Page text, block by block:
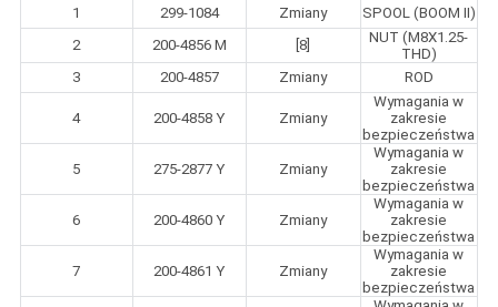
1
299-1084 Zmiany
SPOOL (BOOM II)
2
200-4856 M [8]
NUT (M8X1.25-
THD)
3
200-4857 Zmiany ROD
4 200-4858 Y Zmiany
Wymagania w
zakresie
bezpieczeństwa
5 275-2877 Y Zmiany
Wymagania w
zakresie
bezpieczeństwa
6 200-4860 Y Zmiany
Wymagania w
zakresie
bezpieczeństwa
7 200-4861 Y Zmiany
Wymagania w
zakresie
bezpieczeństwa